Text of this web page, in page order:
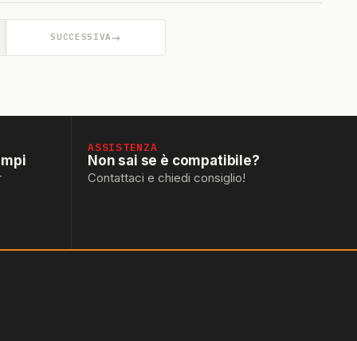
SUCCESSIVA→
ASSISTENZA
Non sai se è compatibile?
Contattaci e chiedi consiglio!